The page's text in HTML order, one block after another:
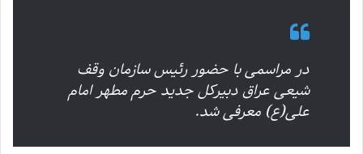
در مراسمی با حضور رئيس سازمان وقف
شيعى عراق دبیرکل جدید حرم مطهر امام
علی(ع) معرفی شد.